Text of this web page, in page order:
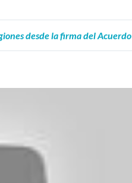
desde la firma del Acuerdo